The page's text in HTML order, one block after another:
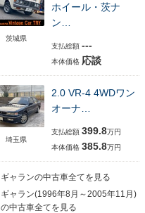
茨城県
ホイール・茨ナ
ン…
支払総額 ---
本体価格 応談
埼玉県
2.0 VR-4 4WDワン
オーナ…
支払総額 399.8万円
本体価格 385.8万円
ギャランの中古車全てを見る
ギャラン(1996年8月～2005年11月)
の中古車全てを見る